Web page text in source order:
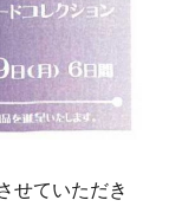
せていただき